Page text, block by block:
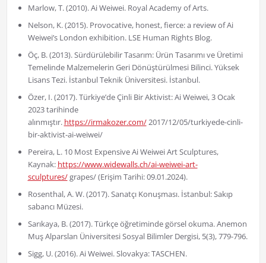
Marlow, T. (2010). Ai Weiwei. Royal Academy of Arts.
Nelson, K. (2015). Provocative, honest, fierce: a review of Ai
Weiwei’s London exhibition. LSE Human Rights Blog.
Öç, B. (2013). Sürdürülebilir Tasarım: Ürün Tasarımı ve Üretimi
Temelinde Malzemelerin Geri Dönüştürülmesi Bilinci. Yüksek
Lisans Tezi. İstanbul Teknik Üniversitesi. İstanbul.
Özer, I. (2017). Türkiye’de Çinli Bir Aktivist: Ai Weiwei, 3 Ocak
2023 tarihinde
alınmıştır. https://irmakozer.com/2017/12/05/turkiyede-cinli-
bir-aktivist-ai-weiwei/
Pereira, L. 10 Most Expensive Ai Weiwei Art Sculptures,
Kaynak: https://www.widewalls.ch/ai-weiwei-art-
sculptures/grapes/ (Erişim Tarihi: 09.01.2024).
Rosenthal, A. W. (2017). Sanatçı Konuşması. İstanbul: Sakıp
sabancı Müzesi.
Sarıkaya, B. (2017). Türkçe öğretiminde görsel okuma. Anemon
Muş Alparslan Üniversitesi Sosyal Bilimler Dergisi, 5(3), 779-796.
Sigg, U. (2016). Ai Weiwei. Slovakya: TASCHEN.